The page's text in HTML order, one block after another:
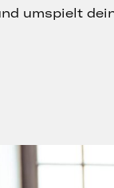
umspielt